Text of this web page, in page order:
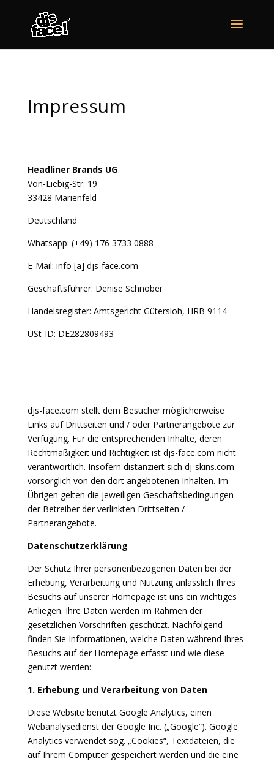
Impressum
Headliner Brands UG
Von-Liebig-Str. 19
33428 Marienfeld
Deutschland
Whatsapp: (+49) 176 3733 0888
E-Mail: info [a] djs-face.com
Geschäftsführer: Denise Schnober
Handelsregister: Amtsgericht Gütersloh, HRB 9114
USt-ID: DE282809493
—-
djs-face.com stellt dem Besucher möglicherweise
Links auf Drittseiten und / oder Partnerangebote zur
Verfügung. Für die entsprechenden Inhalte, deren
Rechtmäßigkeit und Richtigkeit ist djs-face.com nicht
verantwortlich. Insofern distanziert sich dj-skins.com
vorsorglich von den dort angebotenen Inhalten. Im
Übrigen gelten die jeweiligen Geschäftsbedingungen
der Betreiber der verlinkten Drittseiten /
Partnerangebote.
Datenschutzerklärung
Der Schutz Ihrer personenbezogenen Daten bei der
Erhebung, Verarbeitung und Nutzung anlässlich Ihres
Besuchs auf unserer Homepage ist uns ein wichtiges
Anliegen. Ihre Daten werden im Rahmen der
gesetzlichen Vorschriften geschützt. Nachfolgend
finden Sie Informationen, welche Daten während Ihres
Besuchs auf der Homepage erfasst und wie diese
genutzt werden:
1. Erhebung und Verarbeitung von Daten
Diese Website benutzt Google Analytics, einen
Webanalysedienst der Google Inc. („Google“). Google
Analytics verwendet sog. „Cookies“, Textdateien, die
auf Ihrem Computer gespeichert werden und die eine